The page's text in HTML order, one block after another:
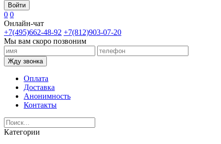
Войти
0 0
Онлайн-чат
+7(495)662-48-92 +7(812)903-07-20
Мы вам скоро позвоним
Жду звонка
Оплата
Доставка
Анонимность
Контакты
Категории